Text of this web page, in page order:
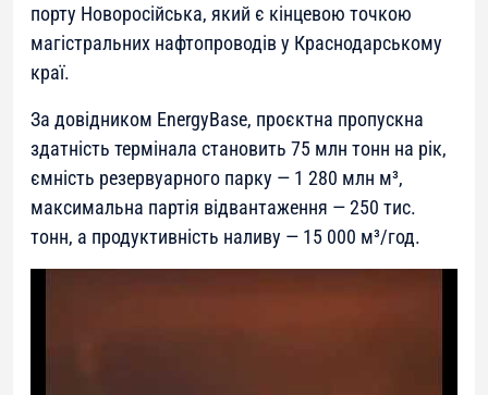
порту Новоросійська, який є кінцевою точкою
магістральних нафтопроводів у Краснодарському
краї.
За довідником EnergyBase, проєктна пропускна
здатність термінала становить 75 млн тонн на рік,
ємність резервуарного парку — 1 280 млн м³,
максимальна партія відвантаження — 250 тис.
тонн, а продуктивність наливу — 15 000 м³/год.